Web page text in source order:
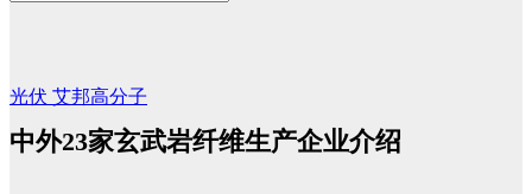
光伏 艾邦高分子
中外23家玄武岩纤维生产企业介绍